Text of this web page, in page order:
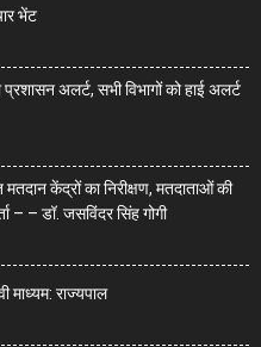
भेंट
प्रशासन अलर्ट, सभी विभागों को हाई अलर्ट
केंद्रों का निरीक्षण, मतदाताओं की
– – डॉ. जसविंदर सिंह गोगी
माध्यम: राज्यपाल